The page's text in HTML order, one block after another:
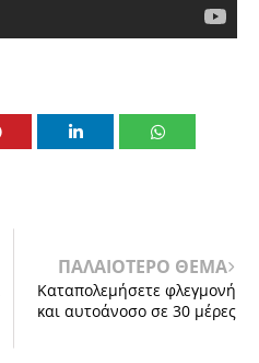
ΠΑΛΑΙΟΤΕΡΟ ΘΕΜΑ
Καταπολεμήσετε φλεγμονή
και αυτοάνοσο σε 30 μέρες